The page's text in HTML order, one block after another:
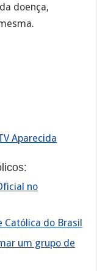
doença,
Aparecida
no
Católica do Brasil
um grupo de